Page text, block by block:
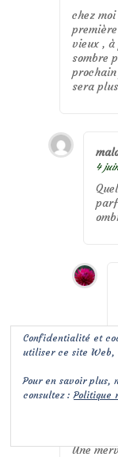
chez
vieux , à
sombre
sera
4
Elmo a
4 juin
Une
Une
Confidentialité et
utiliser ce site Web,
Pour en savoir plus,
consultez :Politique